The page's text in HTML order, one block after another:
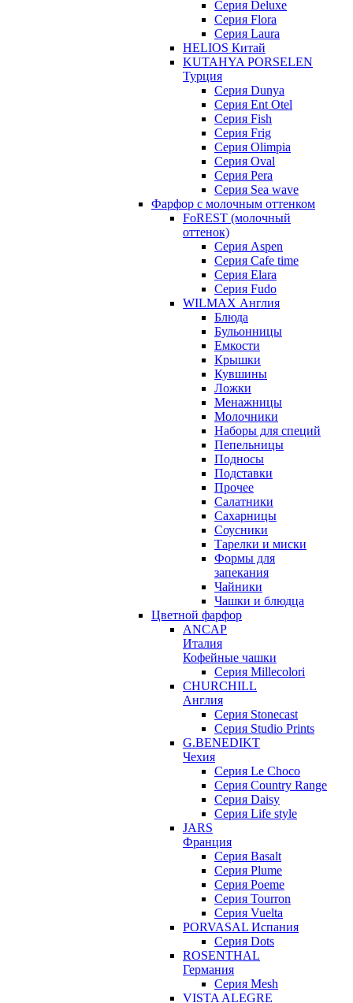
Серия Deluxe
Серия Flora
Серия Laura
HELIOS Китай
KUTAHYA PORSELEN
Турция
Серия Dunya
Серия Ent Otel
Серия Fish
Серия Frig
Серия Olimpia
Серия Oval
Серия Pera
Серия Sea wave
Фарфор с молочным оттенком
FoREST (молочный
оттенок)
Серия Aspen
Серия Cafe time
Серия Elara
Серия Fudo
WILMAX Англия
Блюда
Бульонницы
Емкости
Крышки
Кувшины
Ложки
Менажницы
Молочники
Наборы для специй
Пепельницы
Подносы
Подставки
Прочее
Салатники
Сахарницы
Соусники
Тарелки и миски
Формы для
запекания
Чайники
Чашки и блюдца
Цветной фарфор
ANCAP
Италия
Кофейные чашки
Серия Millecolori
CHURCHILL
Англия
Серия Stonecast
Серия Studio Prints
G.BENEDIKT
Чехия
Cерия Le Choco
Серия Country Range
Серия Daisy
Серия Life style
JARS
Франция
Серия Basalt
Серия Plume
Серия Poeme
Серия Tourron
Серия Vuelta
PORVASAL Испания
Серия Dots
ROSENTHAL
Германия
Серия Mesh
VISTA ALEGRE